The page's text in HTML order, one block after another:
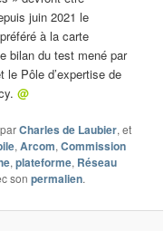
juin 2021 le
à la carte
bilan du test mené par
le Pôle d’expertise de
@
parCharles de Laubier, et
,Arcom,Commission
,plateforme, Réseau
sonpermalien.